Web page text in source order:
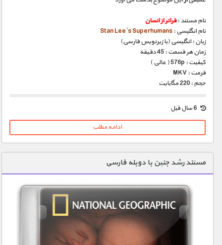
نام مستند :فراتر از انسان
نام انگلیسی : Stan Lee’s Superhumans
زبان : انگلیسی (با زیرنویس فارسی)
زمان هر قسمت : 45 دقیقه
کیفیت : 576p ( عالی )
فرمت : MKV
حجم : 220 مگابایت
ادامه مطلب
مستند رشد جنین با دوبله فارسی